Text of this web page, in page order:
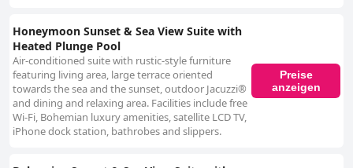
Honeymoon Sunset & Sea View Suite with
Heated Plunge Pool
Air-conditioned suite with rustic-style furniture
featuring living area, large terrace oriented
towards the sea and the sunset, outdoor Jacuzzi®
and dining and relaxing area. Facilities include free
Wi-Fi, Bohemian luxury amenities, satellite LCD TV,
iPhone dock station, bathrobes and slippers.
Preise
anzeigen